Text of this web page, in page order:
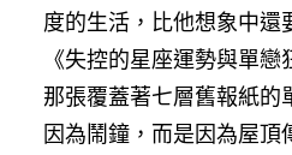
度的生活，比他想象中還
《失控的星座運勢與單
那張覆蓋著七層舊報紙的
因為鬧鐘，而是因為屋頂